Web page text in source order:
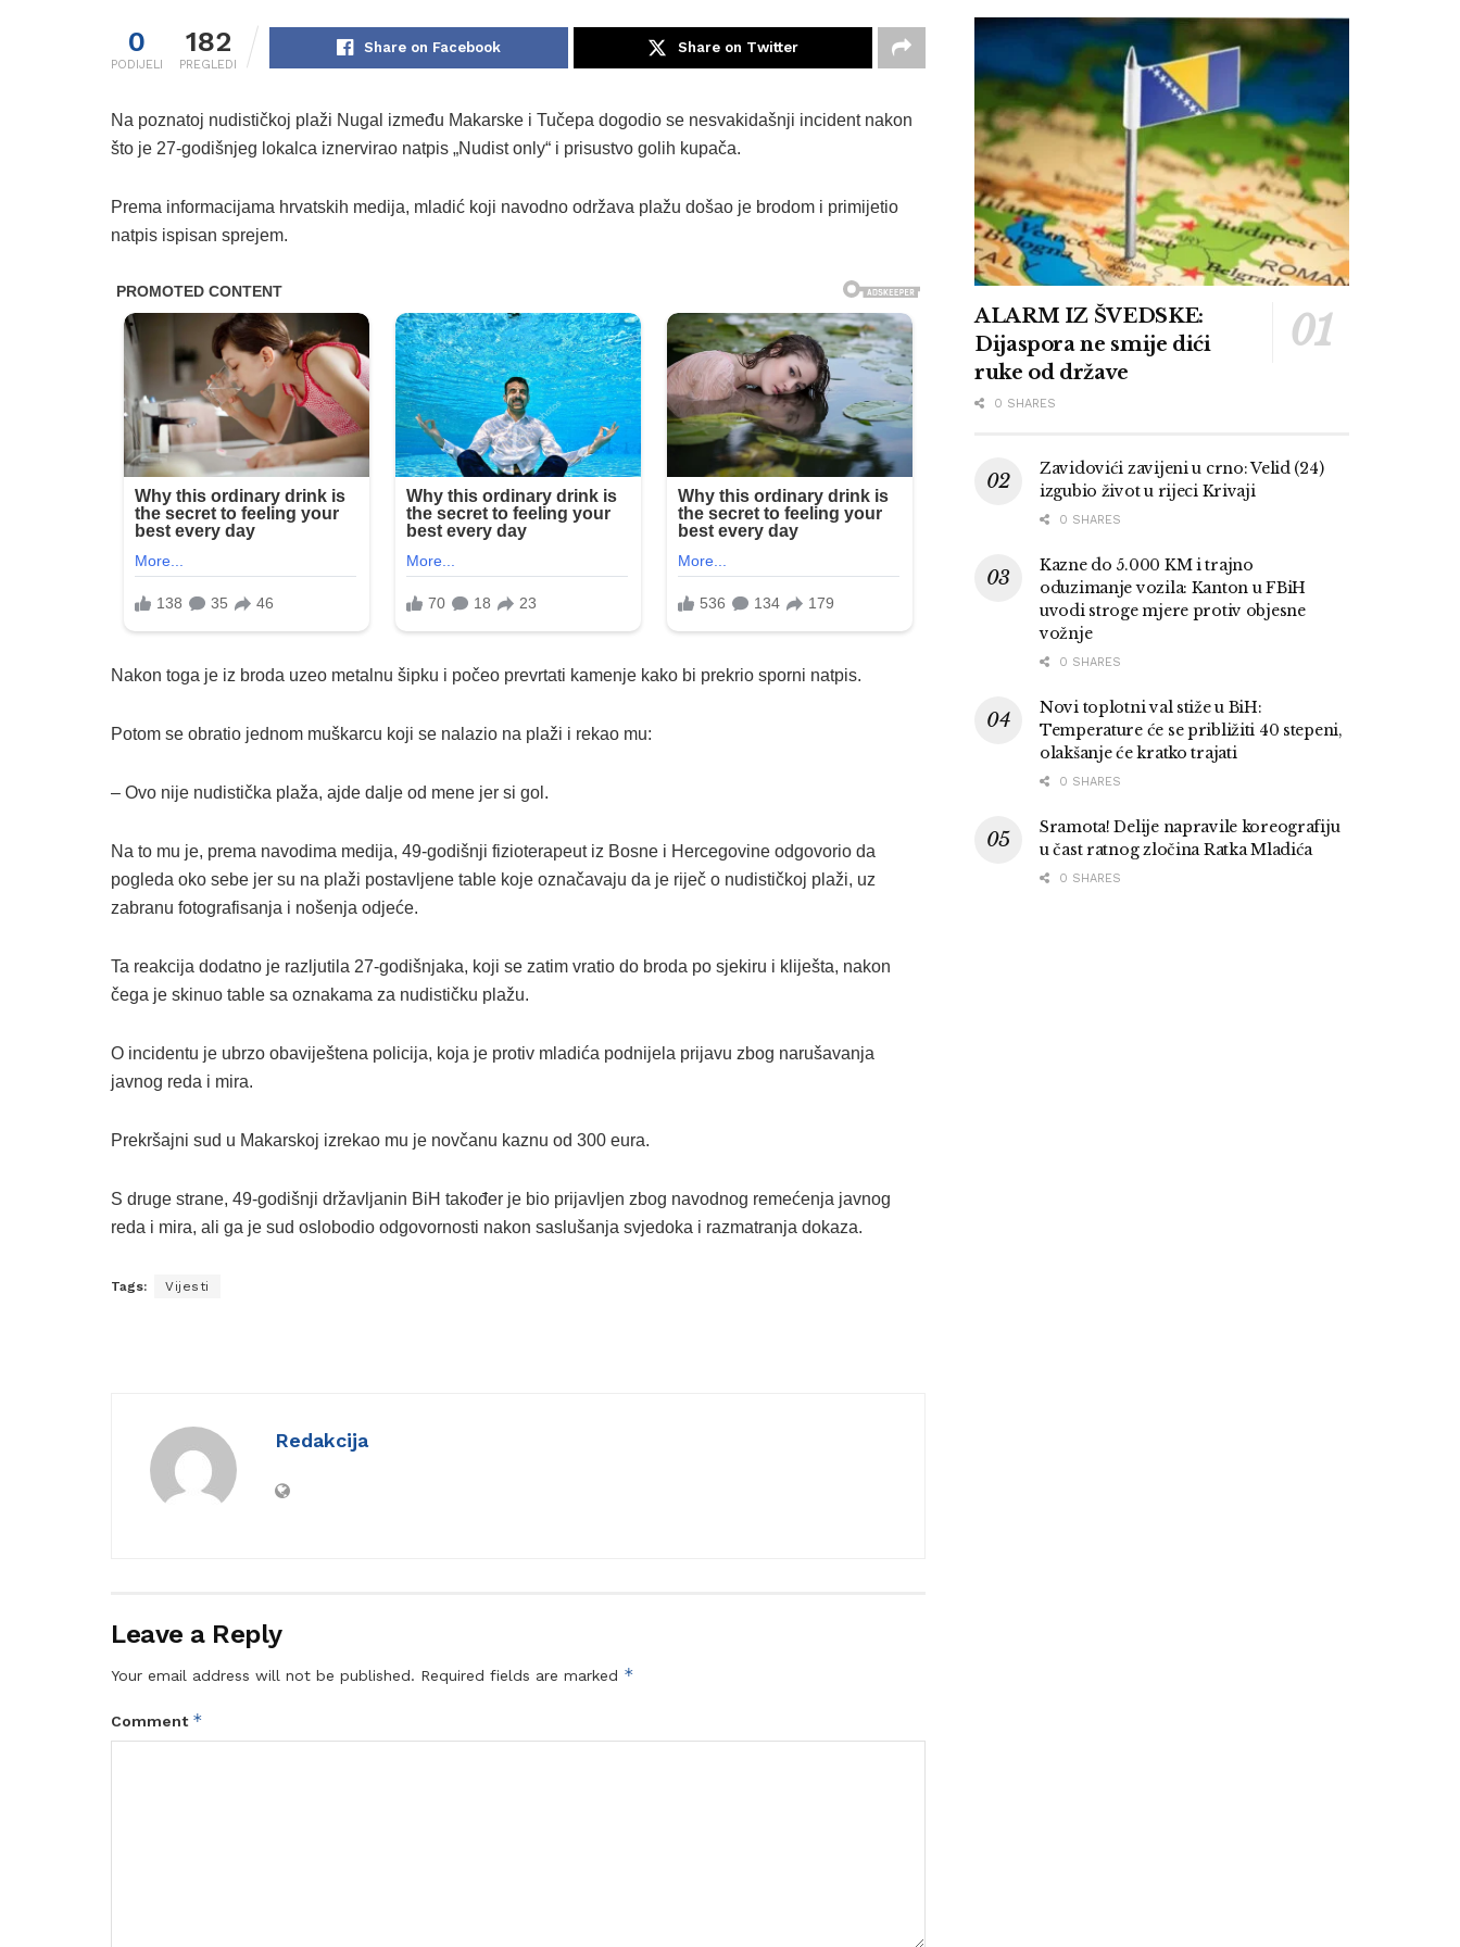
0
PODIJELI
182
PREGLEDI
Share on Facebook Share on Twitter
Na poznatoj nudističkoj plaži Nugal između Makarske i Tučepa dogodio se nesvakidašnji incident nakon
što je 27-godišnjeg lokalca iznervirao natpis „Nudist only“ i prisustvo golih kupača.
Prema informacijama hrvatskih medija, mladić koji navodno održava plažu došao je brodom i primijetio
natpis ispisan sprejem.
Nakon toga je iz broda uzeo metalnu šipku i počeo prevrtati kamenje kako bi prekrio sporni natpis.
Potom se obratio jednom muškarcu koji se nalazio na plaži i rekao mu:
– Ovo nije nudistička plaža, ajde dalje od mene jer si gol.
Na to mu je, prema navodima medija, 49-godišnji fizioterapeut iz Bosne i Hercegovine odgovorio da
pogleda oko sebe jer su na plaži postavljene table koje označavaju da je riječ o nudističkoj plaži, uz
zabranu fotografisanja i nošenja odjeće.
Ta reakcija dodatno je razljutila 27-godišnjaka, koji se zatim vratio do broda po sjekiru i kliješta, nakon
čega je skinuo table sa oznakama za nudističku plažu.
O incidentu je ubrzo obaviještena policija, koja je protiv mladića podnijela prijavu zbog narušavanja
javnog reda i mira.
Prekršajni sud u Makarskoj izrekao mu je novčanu kaznu od 300 eura.
S druge strane, 49-godišnji državljanin BiH također je bio prijavljen zbog navodnog remećenja javnog
reda i mira, ali ga je sud oslobodio odgovornosti nakon saslušanja svjedoka i razmatranja dokaza.
Tags: Vijesti
Redakcija
Leave a Reply
Your email address will not be published. Required fields are marked *
Comment *
ALARM IZ ŠVEDSKE:
Dijaspora ne smije dići
ruke od države
0 SHARES
Zavidovići zavijeni u crno: Velid (24)
izgubio život u rijeci Krivaji
0 SHARES
Kazne do 5.000 KM i trajno
oduzimanje vozila: Kanton u FBiH
uvodi stroge mjere protiv objesne
vožnje
0 SHARES
Novi toplotni val stiže u BiH:
Temperature će se približiti 40 stepeni,
olakšanje će kratko trajati
0 SHARES
Sramota! Delije napravile koreografiju
u čast ratnog zločina Ratka Mladića
0 SHARES